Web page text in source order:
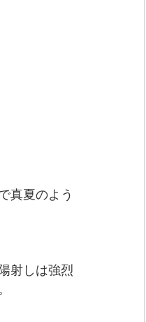
真夏のよう
射しは強烈